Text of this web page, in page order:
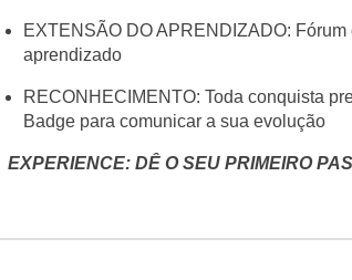
EXTENSÃO DO APRENDIZADO:
aprendizado
RECONHECIMENTO: Toda conquista
Badge para comunicar a sua evolução
EXPERIENCE: DÊ O SEU PRIMEIRO